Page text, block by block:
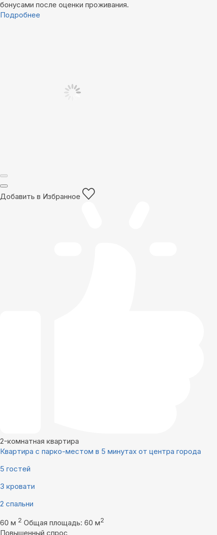
бонусами после оценки проживания.
Подробнее
Добавить в Избранное
2-комнатная квартира
Квартира с парко-местом в 5 минутах от центра города
5 гостей
3 кровати
2 спальни
60 м 2 Общая площадь: 60 м2
Повышенный спрос